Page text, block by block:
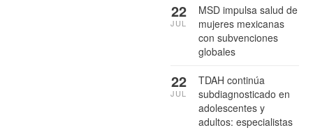
MSD impulsa salud de
mujeres mexicanas
con subvenciones
globales
22
JUL
TDAH continúa
subdiagnosticado en
adolescentes y
adultos: especialistas
22
JUL